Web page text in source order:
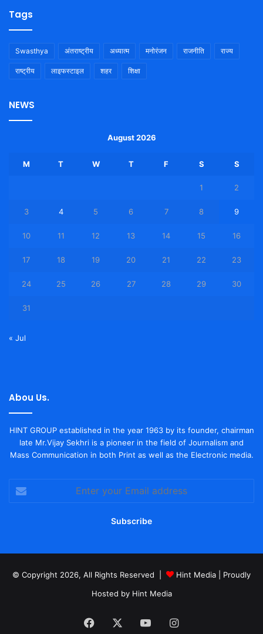
Tags
Swasthya अंतराष्ट्रीय अध्यात्म मनोरंजन राजनीति राज्य
राष्ट्रीय लाइफस्टाइल शहर शिक्षा
NEWS
August 2026
M T W T F S S
1 2
3 4 5 6 7 8 9
10 11 12 13 14 15 16
17 18 19 20 21 22 23
24 25 26 27 28 29 30
31
« Jul
Abou Us.
HINT GROUP established in the year 1963 by its founder, chairman
late Mr.Vijay Sekhri is a pioneer in the field of Journalism and
Mass Communication in both Print as well as the Electronic media.
your
© Copyright 2026, All Rights Reserved | Hint Media | Proudly
Hosted by Hint Media
Facebook YouTubeInstagram